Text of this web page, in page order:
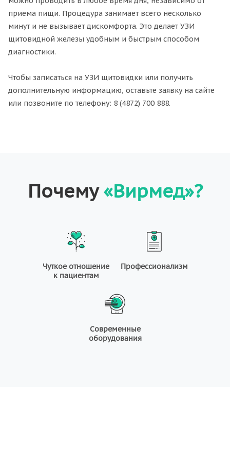
приема пищи. Процедура занимает всего несколько
минут и не вызывает дискомфорта. Это делает УЗИ
щитовидной железы удобным и быстрым способом
диагностики.
Чтобы записаться на УЗИ щитовидки или получить
дополнительную информацию, оставьте заявку на сайте
или позвоните по телефону: 8 (4872) 700 888.
Почему«Вирмед»?
Чуткое отношение
к пациентам
Профессионализм
Современные
оборудования